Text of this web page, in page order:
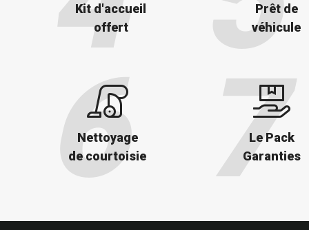
Kit d'accueil
offert
Prêt de
véhicule
Nettoyage
de courtoisie
Le Pack
Garanties